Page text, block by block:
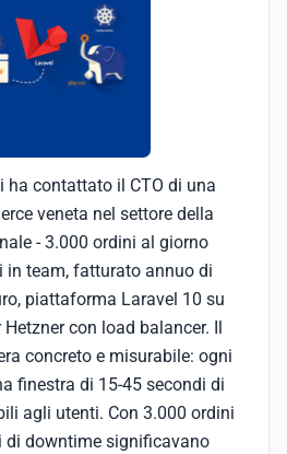
ha contattato il CTO di una
veneta nel settore della
- 3.000 ordini al giorno
in team, fatturato annuo di
piattaforma Laravel 10 su
con load balancer. Il
concreto e misurabile: ogni
finestra di 15-45 secondi di
agli utenti. Con 3.000 ordini
di downtime significavano